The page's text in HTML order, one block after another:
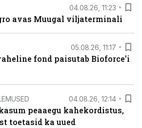
04.08.26, 11:23
avas Muugal viljaterminali
05.08.26, 11:17
fond paisutab Bioforce’i
04.08.26, 12:14
peaaegu kahekordistus,
toetasid ka uued